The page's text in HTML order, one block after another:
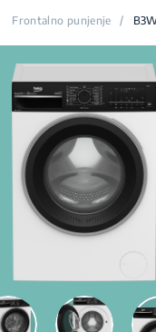
Frontalno punjenje /